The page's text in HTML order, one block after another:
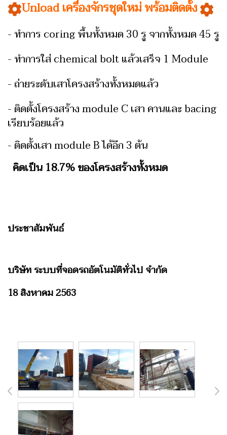
Unload เครื่องจักรชุดใหม่ พร้อมติดตั้ง
- ทำการ coring พื้นทั้งหมด 30 รู จากทั้งหมด 45 รู
- ทำการใส่ chemical bolt แล้วเสร็จ 1 Module
- ถ่ายระดับเสาโครงสร้างทั้งหมดแล้ว
- ติดตั้งโครงสร้าง module C เสา คานและ bacing
เรียบร้อยแล้ว
- ติดตั้งเสา module B ได้อีก 3 ต้น
คิดเป็น 18.7% ของโครงสร้างทั้งหมด
ประชาสัมพันธ์
บริษัท ระบบที่จอดรถอัตโนมัติทั่วไป จำกัด
18 สิงหาคม 2563